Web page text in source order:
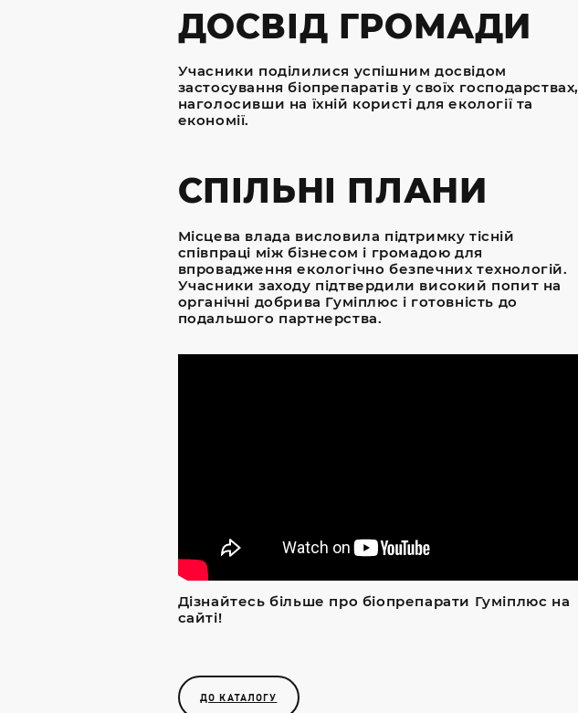
ДОСВІД ГРОМАДИ
Учасники поділилися успішним досвідом
застосування біопрепаратів у своїх господарствах,
наголосивши на їхній користі для екології та
економії.
СПІЛЬНІ ПЛАНИ
Місцева влада висловила підтримку тісній
співпраці між бізнесом і громадою для
впровадження екологічно безпечних технологій.
Учасники заходу підтвердили високий попит на
органічні добрива Гуміплюс і готовність до
подальшого партнерства.
Дізнайтесь більше про біопрепарати Гуміплюс на
сайті!
ДО КАТАЛОГУ